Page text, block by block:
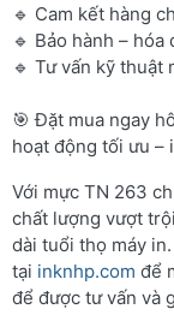
🔹 Cam kết hàng
🔹 Bảo hành – hóa
🔹 Tư vấn kỹ thuật
🎯 Đặt mua ngay
hoạt động tối ưu –
Với mực TN 263
chất lượng vượt
dài tuổi thọ máy
tại inknhp.com để
để được tư vấn và